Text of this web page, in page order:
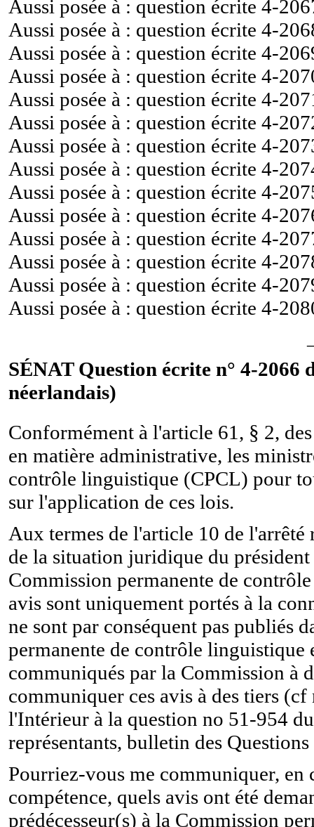
Aussi posée à : question écrite 4-
Aussi posée à : question écrite 4-
Aussi posée à : question écrite 4-
Aussi posée à : question écrite 4-
Aussi posée à : question écrite 4-
Aussi posée à : question écrite 4-
Aussi posée à : question écrite 4-
Aussi posée à : question écrite 4-
Aussi posée à : question écrite 4-
Aussi posée à : question écrite 4-
Aussi posée à : question écrite 4-
Aussi posée à : question écrite 4-
Aussi posée à : question écrite 4-
Aussi posée à : question écrite 4-
SÉNAT Question écrite n° 4-2066
néerlandais)
Conformément à l'article 61, § 2,
en matière administrative, les
contrôle linguistique (CPCL) pour
sur l'application de ces lois.
Aux termes de l'article 10 de
de la situation juridique du président
Commission permanente de
avis sont uniquement portés à la
ne sont par conséquent pas publiés
permanente de contrôle linguistique
communiqués par la Commission à
communiquer ces avis à des tiers
l'Intérieur à la question no 51-954
représentants, bulletin des
Pourriez-vous me communiquer,
compétence, quels avis ont été
prédécesseur(s) à la Commission